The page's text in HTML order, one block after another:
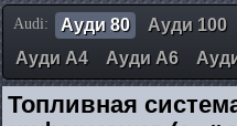
Audi: Ауди 80 Ауди 100
Ауди А4
Ауди А6
Топливная